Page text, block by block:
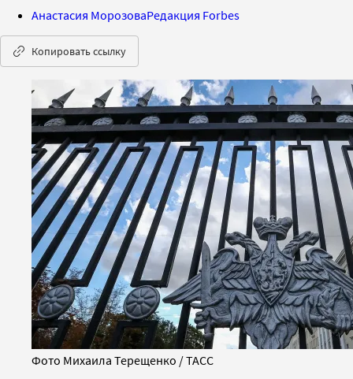
Анастасия МорозоваРедакция Forbes
Копировать ссылку
Фото Михаила Терещенко / ТАСС